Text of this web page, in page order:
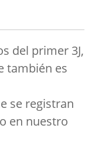
del primer 3J,
también es
se registran
en nuestro